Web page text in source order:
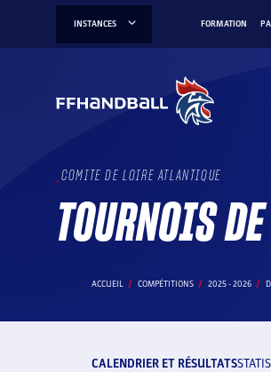
INSTANCES FORMATION
COMITE DE LOIRE ATLANTIQUE
TOURNOIS
ACCUEIL COMPÉTITIONS 2025 - 2026
CALENDRIER ET RÉSULTATS